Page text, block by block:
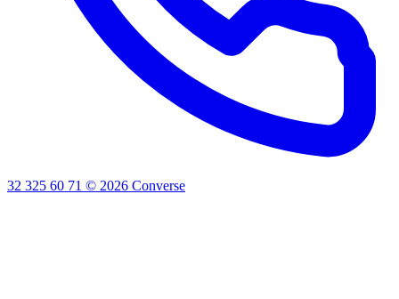
32 325 60 71 © 2026 Converse